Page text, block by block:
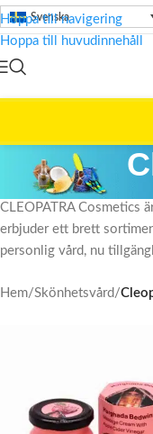
Hoppa till navigering
Hoppa till huvudinnehåll
Svenska
CLEOPATRA Cosmetics
erbjuder ett brett
personlig vård, nu
Hem/Skönhetsvård/